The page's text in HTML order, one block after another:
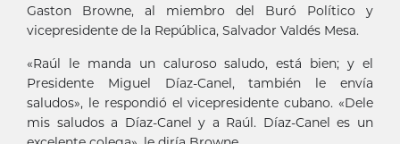
Gaston Browne, al miembro del Buró Político y
vicepresidente de la República, Salvador Valdés Mesa.
«Raúl le manda un caluroso saludo, está bien; y el
Presidente Miguel Díaz-Canel, también le envía
saludos», le respondió el vicepresidente cubano. «Dele
mis saludos a Díaz-Canel y a Raúl. Díaz-Canel es un